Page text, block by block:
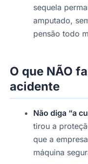
sequela
amputado,
pensão todo
O que NÃO
acidente
Não diga “a
tirou a
que a
máquina